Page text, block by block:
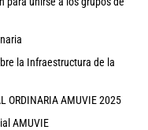
la Infraestructura de la
ORDINARIA AMUVIE 2025
AMUVIE